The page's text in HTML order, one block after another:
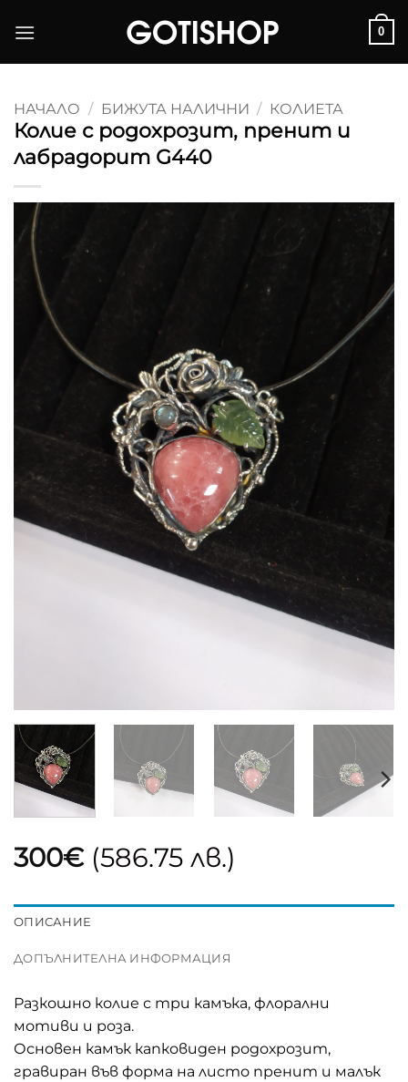
0
НАЧАЛО / БИЖУТА НАЛИЧНИ / КОЛИЕТА
Колие с родохрозит, пренит и
лабрадорит G440
300€ (586.75 лв.)
ОПИСАНИЕ
ДОПЪЛНИТЕЛНА ИНФОРМАЦИЯ
Разкошно колие с три камъка, флорални
мотиви и роза.
Основен камък капковиден родохрозит,
гравиран във форма на листо пренит и малък